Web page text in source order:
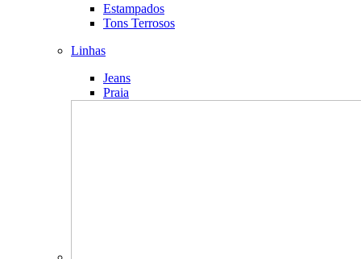
Estampados
Tons Terrosos
Linhas
Jeans
Praia